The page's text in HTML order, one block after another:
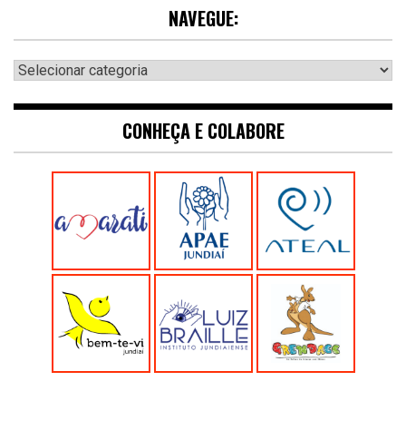
NAVEGUE:
Navegue:
CONHEÇA E COLABORE